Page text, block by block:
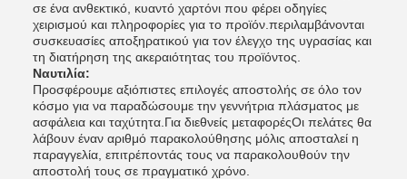
σε ένα ανθεκτικό, κυαντό χαρτόνι που φέρει οδηγίες
χειρισμού και πληροφορίες για το προϊόν.περιλαμβάνονται
συσκευασίες αποξηρατικού για τον έλεγχο της υγρασίας και
τη διατήρηση της ακεραιότητας του προϊόντος.
Ναυτιλία:
Προσφέρουμε αξιόπιστες επιλογές αποστολής σε όλο τον
κόσμο για να παραδώσουμε την γεννήτρια πλάσματος με
ασφάλεια και ταχύτητα.Για διεθνείς μεταφορέςΟι πελάτες θα
λάβουν έναν αριθμό παρακολούθησης μόλις αποσταλεί η
παραγγελία, επιτρέποντάς τους να παρακολουθούν την
αποστολή τους σε πραγματικό χρόνο.